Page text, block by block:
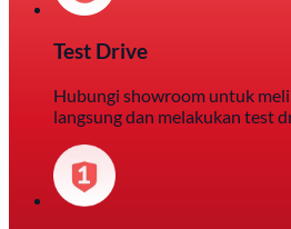
Test Drive
Hubungi showroom untuk
langsung dan melakukan test